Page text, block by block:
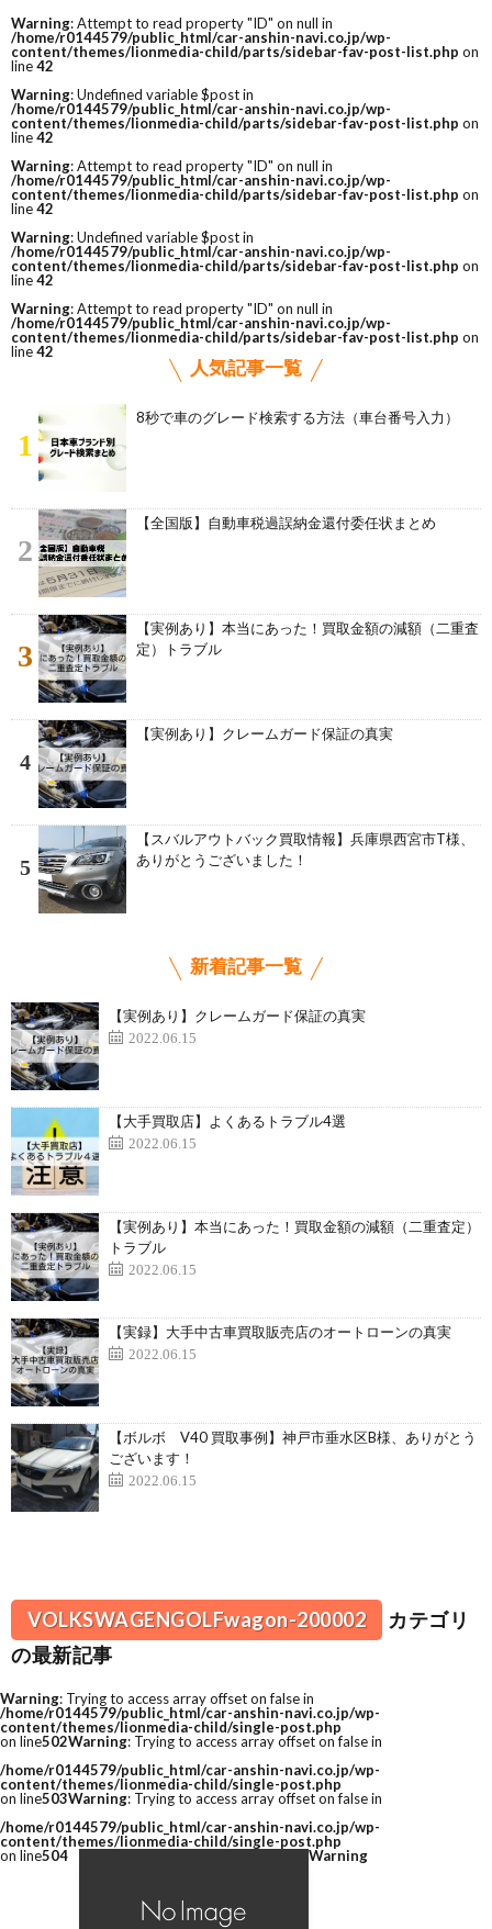
Warning: Attempt to read property "ID" on null in
/home/r0144579/public_html/car-anshin-navi.co.jp/wp-
content/themes/lionmedia-child/parts/sidebar-fav-post-list.php on
line42
Warning: Undefined variable $post in
/home/r0144579/public_html/car-anshin-navi.co.jp/wp-
content/themes/lionmedia-child/parts/sidebar-fav-post-list.php on
line42
Warning: Attempt to read property "ID" on null in
/home/r0144579/public_html/car-anshin-navi.co.jp/wp-
content/themes/lionmedia-child/parts/sidebar-fav-post-list.php on
line42
Warning: Undefined variable $post in
/home/r0144579/public_html/car-anshin-navi.co.jp/wp-
content/themes/lionmedia-child/parts/sidebar-fav-post-list.php on
line42
Warning: Attempt to read property "ID" on null in
/home/r0144579/public_html/car-anshin-navi.co.jp/wp-
content/themes/lionmedia-child/parts/sidebar-fav-post-list.php on
line42
人気記事一覧
1
8秒で車のグレード検索する方法（車台番号入力）
2
【全国版】自動車税過誤納金還付委任状まとめ
3
【実例あり】本当にあった！買取金額の減額（二重査
定）トラブル
4
【実例あり】クレームガード保証の真実
5
【スバルアウトバック買取情報】兵庫県西宮市T様、
ありがとうございました！
新着記事一覧
【実例あり】クレームガード保証の真実
2022.06.15
【大手買取店】よくあるトラブル4選
2022.06.15
【実例あり】本当にあった！買取金額の減額（二重査定）
トラブル
2022.06.15
【実録】大手中古車買取販売店のオートローンの真実
2022.06.15
【ボルボ V40 買取事例】神戸市垂水区B様、ありがとう
ございます！
2022.06.15
VOLKSWAGENGOLFwagon-200002
カテゴリ
の最新記事
Warning: Trying to access array offset on false in
/home/r0144579/public_html/car-anshin-navi.co.jp/wp-
content/themes/lionmedia-child/single-post.php
on line502Warning: Trying to access array offset on false in
/home/r0144579/public_html/car-anshin-navi.co.jp/wp-
content/themes/lionmedia-child/single-post.php
on line503Warning: Trying to access array offset on false in
/home/r0144579/public_html/car-anshin-navi.co.jp/wp-
content/themes/lionmedia-child/single-post.php
on line504 Warning